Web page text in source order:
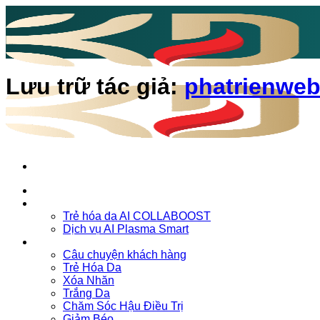
qua
nội
dung
Trẻ hóa da AI COLLABOOST
Dịch vụ AI Plasma Smart
Câu chuyện khách hàng
Trẻ Hóa Da
Xóa Nhăn
Trắng Da
Chăm Sóc Hậu Điều Trị
Lưu trữ tác giả:phatrienweb